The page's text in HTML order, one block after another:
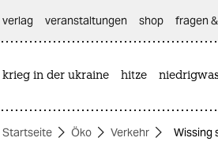
themen
verlag
veranstaltungen shop fragen
krieg in der ukraine hitze
Startseite Öko Verkehr Wissing